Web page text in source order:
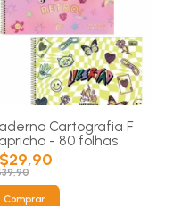
Cartografia F
- 80 folhas
Comprar